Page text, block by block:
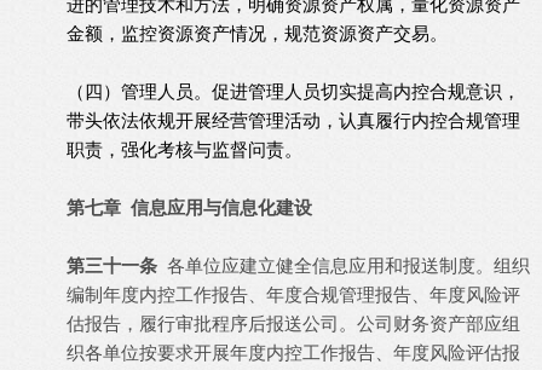
进的管理技术和方法，明确资源资产权属，量化资源资产
金额，监控资源资产情况，规范资源资产交易。
（四）管理人员。促进管理人员切实提高内控合规意识，
带头依法依规开展经营管理活动，认真履行内控合规管理
职责，强化考核与监督问责。
第七章 信息应用与信息化建设
第三十一条 各单位应建立健全信息应用和报送制度。组织
编制年度内控工作报告、年度合规管理报告、年度风险评
估报告，履行审批程序后报送公司。公司财务资产部应组
织各单位按要求开展年度内控工作报告、年度风险评估报